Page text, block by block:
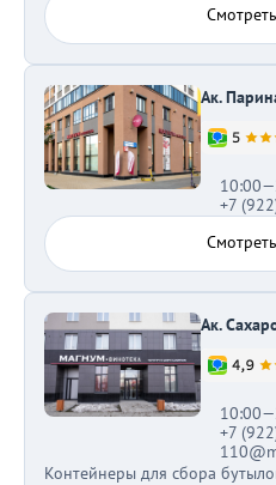
Ак.
+7
Ак.
+7
Контейнеры для сбора